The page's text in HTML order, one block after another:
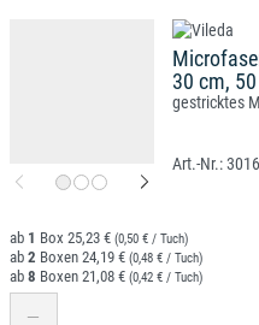
30 cm,
gestricktes
1 25,23 € (0,50 € / Tuch)
2 24,19 € (0,48 € / Tuch)
8 21,08 € (0,42 € / Tuch)